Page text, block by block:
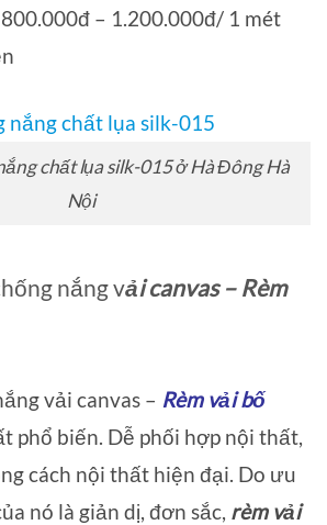
– 1.200.000đ/ 1 mét
chất lụa silk-015 ở Hà Đông Hà
Nội
nắng vải canvas – Rèm
vải canvas – Rèm vải bố
phổ biến. Dễ phối hợp nội thất,
cách nội thất hiện đại. Do ưu
nó là giản dị, đơn sắc, rèm vải